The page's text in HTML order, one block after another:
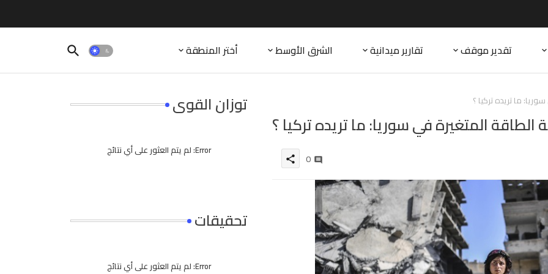
تقدير موقف تقارير ميدانية الشرق الأوسط أختر المنطقة
ما تريده تركيا ؟
المتغيرة في سوريا: ما تريده تركيا ؟
0
share
توزان القوى
Error: لم يتم العثور على أي نتائج
تحقيقات
Error: لم يتم العثور على أي نتائج